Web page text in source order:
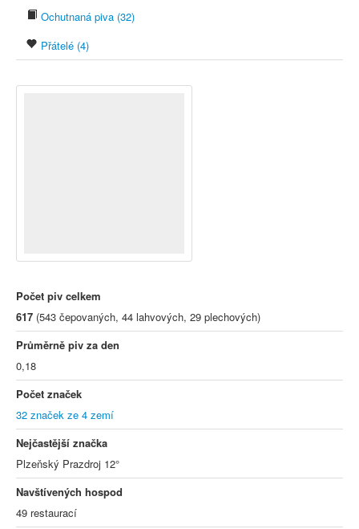
Ochutnaná piva (32)
Přátelé (4)
Počet piv celkem
617 (543 čepovaných, 44 lahvových, 29 plechových)
Průměrně piv za den
0,18
Počet značek
32 značek ze 4 zemí
Nejčastější značka
Plzeňský Prazdroj 12°
Navštívených hospod
49 restaurací